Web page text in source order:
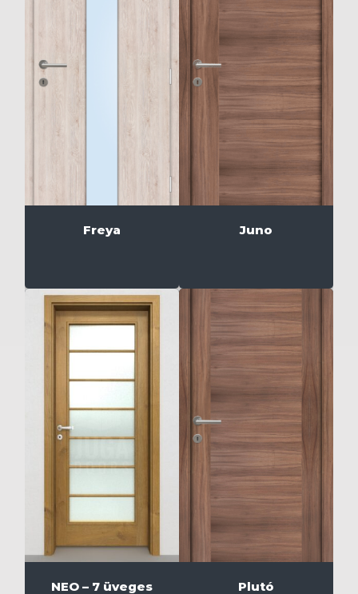
Freya Juno
NEO – 7 üveges Plutó